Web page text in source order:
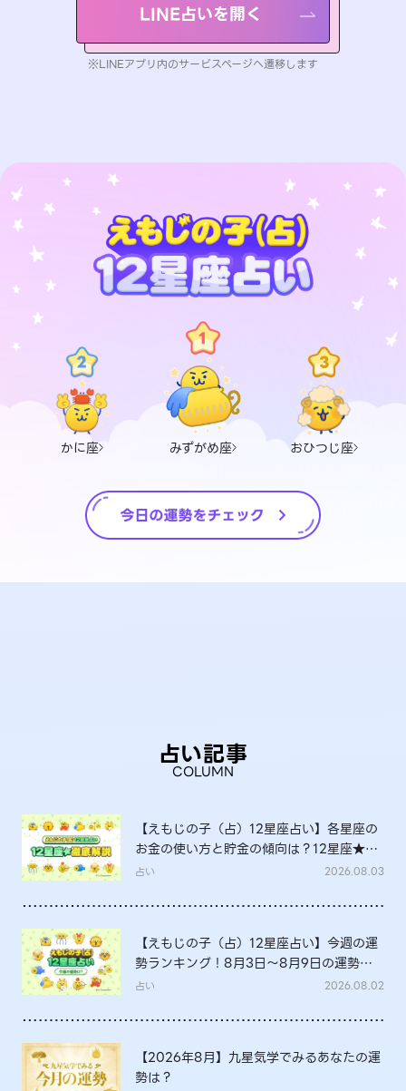
LINE占いを開く
※LINEアプリ内のサービスページへ遷移します
かに座 みずがめ座 おひつじ座
占い記事
COLUMN
【えもじの子（占）12星座占い】各星座の
お金の使い方と貯金の傾向は？12星座★徹
底解説
占い 2026.08.03
【えもじの子（占）12星座占い】今週の運
勢ランキング！8月3日～8月9日の運勢
は？
占い 2026.08.02
【2026年8月】九星気学でみるあなたの運
勢は？